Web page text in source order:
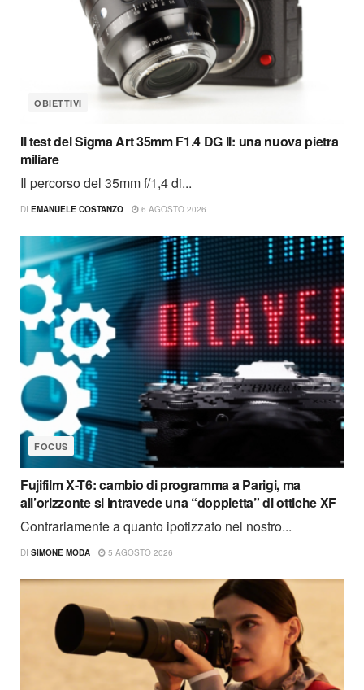
OBIETTIVI
Il test del Sigma Art 35mm F1.4 DG II: una nuova pietra
miliare
Il percorso del 35mm f/1,4 di...
DI EMANUELE COSTANZO 6 AGOSTO 2026
FOCUS
Fujifilm X-T6: cambio di programma a Parigi, ma
all’orizzonte si intravede una “doppietta” di ottiche XF
Contrariamente a quanto ipotizzato nel nostro...
DI SIMONE MODA 5 AGOSTO 2026